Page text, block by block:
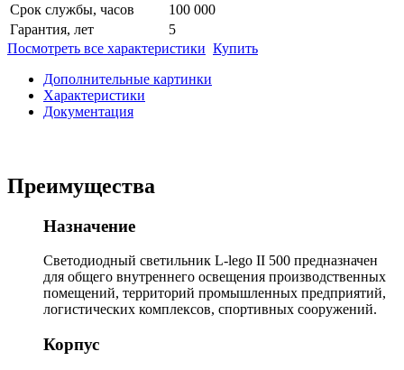
Срок службы, часов
100 000
Гарантия, лет
5
Посмотреть все характеристики Купить
Дополнительные картинки
Характеристики
Документация
Преимущества
Назначение
Светодиодный светильник L-lego II 500 предназначен
для общего внутреннего освещения производственных
помещений, территорий промышленных предприятий,
логистических комплексов, спортивных сооружений.
Корпус